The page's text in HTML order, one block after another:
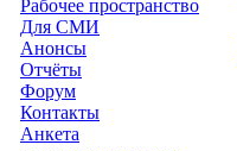
Рабочее пространство
Для СМИ
Анонсы
Отчёты
Форум
Контакты
Анкета